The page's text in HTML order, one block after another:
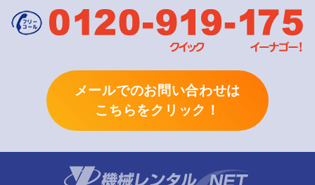
メールでのお問い合わせは
こちらをクリック！